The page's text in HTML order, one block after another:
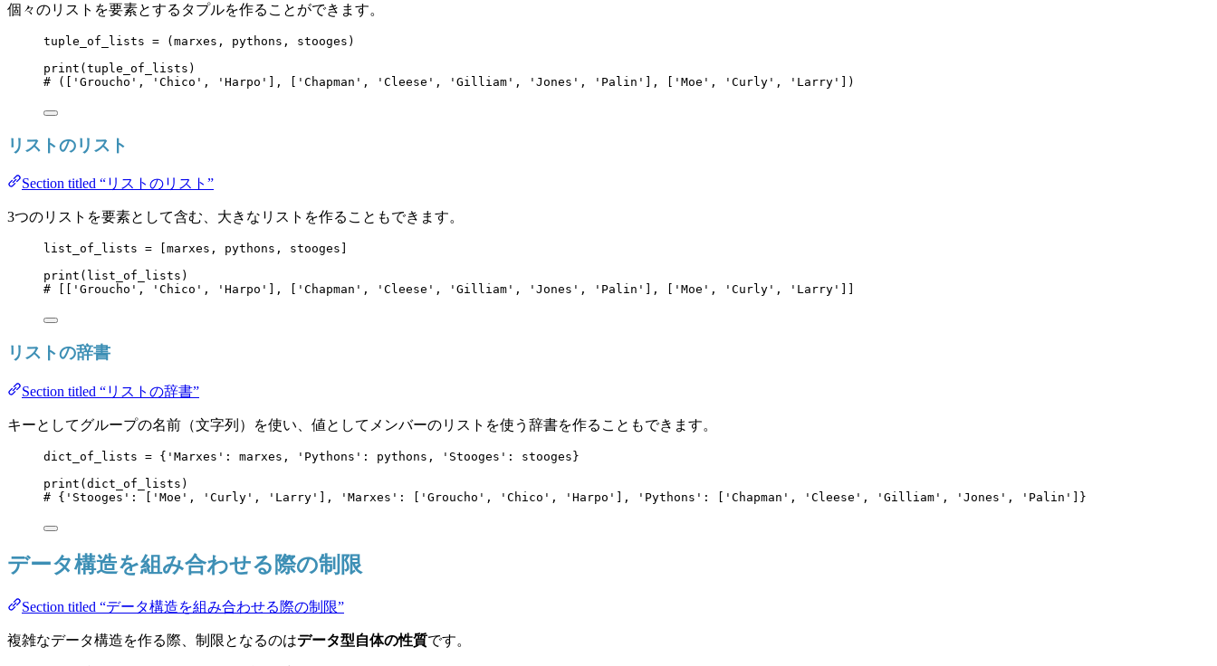
個々のリストを要素とするタプルを作ることができます。
tuple_of_lists = (marxes, pythons, stooges)
print ( tuple_of_lists )
# (['Groucho', 'Chico', 'Harpo'], ['Chapman', 'Cleese', 'Gilliam', 'Jones', 'Palin'], ['Moe', 'Curly', 'Larry'])
リストのリスト
Section titled “リストのリスト”
3つのリストを要素として含む、大きなリストを作ることもできます。
list_of_lists = marxes, pythons, stooges
print ( list_of_lists )
# [['Groucho', 'Chico', 'Harpo'], ['Chapman', 'Cleese', 'Gilliam', 'Jones', 'Palin'], ['Moe', 'Curly', 'Larry']]
リストの辞書
Section titled “リストの辞書”
キーとしてグループの名前（文字列）を使い、値としてメンバーのリストを使う辞書を作ることもできます。
dict_of_lists = { ' Marxes ' : marxes, ' Pythons ' : pythons, ' Stooges ' : stooges}
print ( dict_of_lists )
# {'Stooges': ['Moe', 'Curly', 'Larry'], 'Marxes': ['Groucho', 'Chico', 'Harpo'], 'Pythons': ['Chapman', 'Cleese', 'Gilliam', 'Jones', 'Palin']}
データ構造を組み合わせる際の制限
Section titled “データ構造を組み合わせる際の制限”
複雑なデータ構造を作る際、制限となるのはデータ型自体の性質です。